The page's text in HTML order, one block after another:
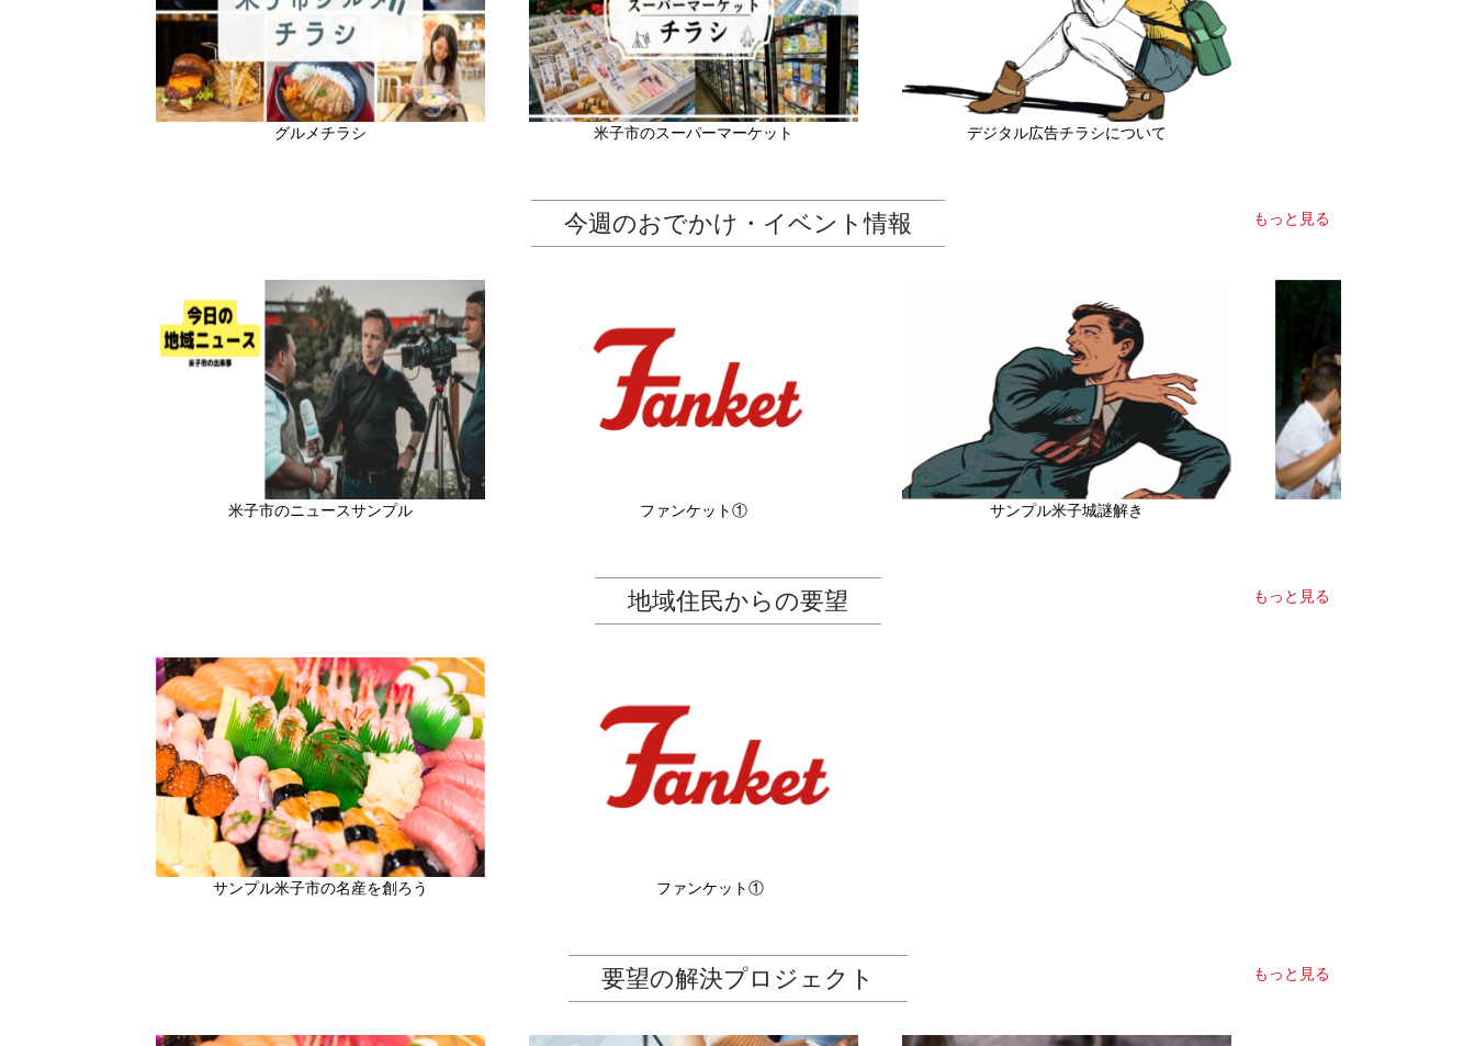
グルメチラシ 米子市のスーパーマーケット デジタル広告チラシについて
今週のおでかけ・イベント情報
米子市のニュースサンプル ファンケット① サンプル米子城謎解き
もっと見る
地域住民からの要望
サンプル米子市の名産を創ろう ファンケット①
もっと見る
要望の解決プロジェクト もっと見る